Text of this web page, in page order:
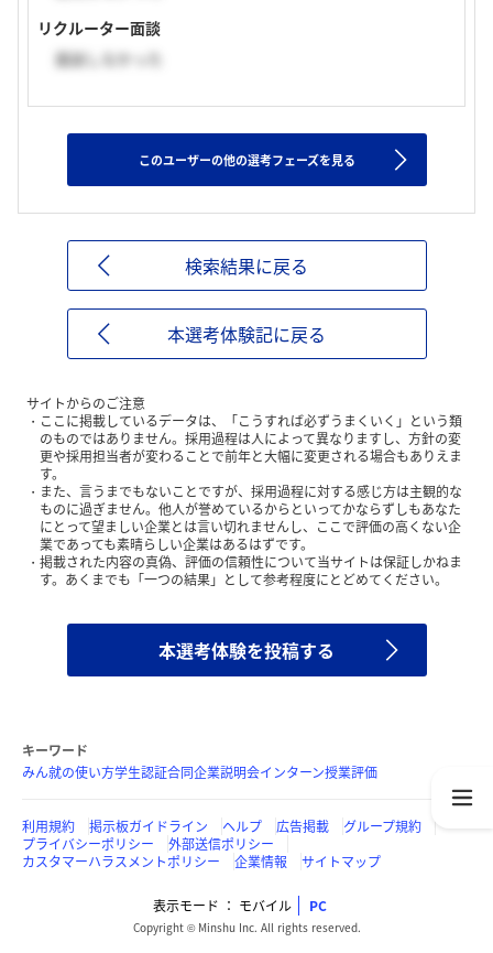
リクルーター面談
面談しなかった
このユーザーの他の選考フェーズを見る
検索結果に戻る
本選考体験記に戻る
サイトからのご注意
ここに掲載しているデータは、「こうすれば必ずうまくいく」という類
のものではありません。採用過程は人によって異なりますし、方針の変
更や採用担当者が変わることで前年と大幅に変更される場合もありえま
す。
また、言うまでもないことですが、採用過程に対する感じ方は主観的な
ものに過ぎません。他人が誉めているからといってかならずしもあなた
にとって望ましい企業とは言い切れませんし、ここで評価の高くない企
業であっても素晴らしい企業はあるはずです。
掲載された内容の真偽、評価の信頼性について当サイトは保証しかねま
す。あくまでも「一つの結果」として参考程度にとどめてください。
本選考体験を投稿する
キーワード
みん就の使い方学生認証合同企業説明会インターン授業評価
利用規約 掲示板ガイドライン ヘルプ 広告掲載
グループ規約
プライバシーポリシー
外部送信ポリシー
カスタマーハラスメントポリシー
企業情報 サイトマップ
表示モード モバイル PC
Copyright © Minshu Inc. All rights reserved.